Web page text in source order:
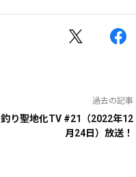
過去の記事
釣り聖地化TV #21（2022年12
月24日）放送！